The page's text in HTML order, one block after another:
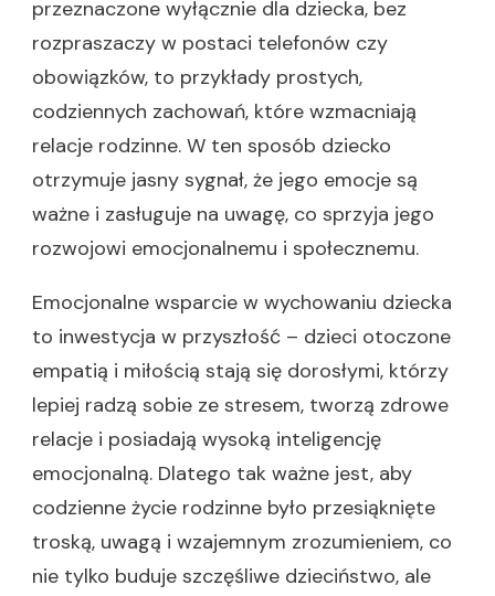
przeznaczone wyłącznie dla dziecka, bez
rozpraszaczy w postaci telefonów czy
obowiązków, to przykłady prostych,
codziennych zachowań, które wzmacniają
relacje rodzinne. W ten sposób dziecko
otrzymuje jasny sygnał, że jego emocje są
ważne i zasługuje na uwagę, co sprzyja jego
rozwojowi emocjonalnemu i społecznemu.
Emocjonalne wsparcie w wychowaniu dziecka
to inwestycja w przyszłość – dzieci otoczone
empatią i miłością stają się dorosłymi, którzy
lepiej radzą sobie ze stresem, tworzą zdrowe
relacje i posiadają wysoką inteligencję
emocjonalną. Dlatego tak ważne jest, aby
codzienne życie rodzinne było przesiąknięte
troską, uwagą i wzajemnym zrozumieniem, co
nie tylko buduje szczęśliwe dzieciństwo, ale